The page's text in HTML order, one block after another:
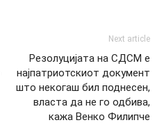
Next article
Резолуцијата на СДСМ е
најпатриотскиот документ
што некогаш бил поднесен,
власта да не го одбива,
кажа Венко Филипче